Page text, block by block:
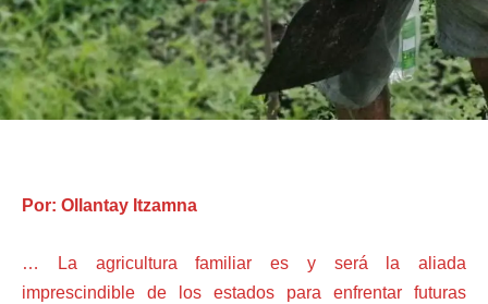
Por: Ollantay Itzamna
… La agricultura familiar es y será la aliada
imprescindible de los estados para enfrentar futuras